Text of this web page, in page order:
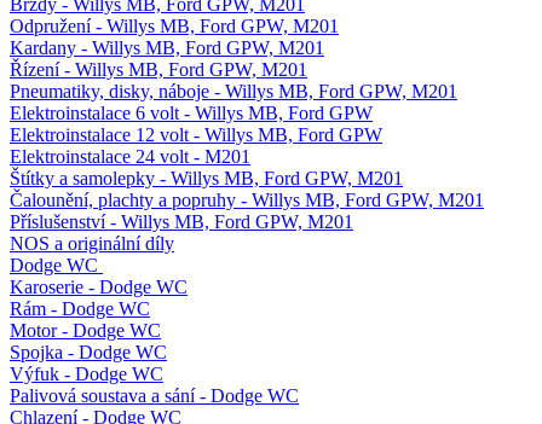
Brzdy - Willys MB, Ford GPW, M201
Odpružení - Willys MB, Ford GPW, M201
Kardany - Willys MB, Ford GPW, M201
Řízení - Willys MB, Ford GPW, M201
Pneumatiky, disky, náboje - Willys MB, Ford GPW, M201
Elektroinstalace 6 volt - Willys MB, Ford GPW
Elektroinstalace 12 volt - Willys MB, Ford GPW
Elektroinstalace 24 volt - M201
Štítky a samolepky - Willys MB, Ford GPW, M201
Čalounění, plachty a popruhy - Willys MB, Ford GPW, M201
Příslušenství - Willys MB, Ford GPW, M201
NOS a originální díly
Dodge WC
Karoserie - Dodge WC
Rám - Dodge WC
Motor - Dodge WC
Spojka - Dodge WC
Výfuk - Dodge WC
Palivová soustava a sání - Dodge WC
Chlazení - Dodge WC